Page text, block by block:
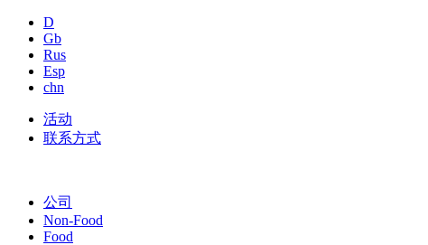
D
Gb
Rus
Esp
chn
活动
联系方式
公司
Non-Food
Food